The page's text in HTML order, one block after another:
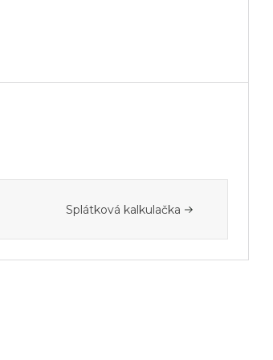
Splátková kalkulačka